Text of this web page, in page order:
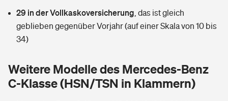
Tools
Wer versichert was: Jetzt Versicherer finden
Handyversicherung
Musikinstrumentenversicherung
Sie haben Fragen?
29 in der Vollkaskoversicherung das ist gleich
geblieben gegenüber Vorjahr (auf einer Skala von 10 bis
34)
Weitere Modelle des Mercedes-Benz
C-Klasse (HSN/TSN in Klammern)